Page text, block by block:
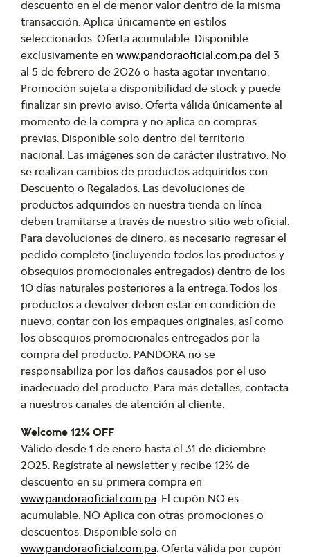
descuento en el de menor valor dentro de la misma
transacción. Aplica únicamente en estilos
seleccionados. Oferta acumulable. Disponible
exclusivamente en www.pandoraoficial.com.padel 3
al 5 de febrero de 2026 o hasta agotar inventario.
Promoción sujeta a disponibilidad de stock y puede
finalizar sin previo aviso. Oferta válida únicamente al
momento de la compra y no aplica en compras
previas. Disponible solo dentro del territorio
nacional. Las imágenes son de carácter ilustrativo. No
se realizan cambios de productos adquiridos con
Descuento o Regalados. Las devoluciones de
productos adquiridos en nuestra tienda en línea
deben tramitarse a través de nuestro sitio web oficial.
Para devoluciones de dinero, es necesario regresar el
pedido completo (incluyendo todos los productos y
obsequios promocionales entregados) dentro de los
10 días naturales posteriores a la entrega. Todos los
productos a devolver deben estar en condición de
nuevo, contar con los empaques originales, así como
los obsequios promocionales entregados por la
compra del producto. PANDORA no se
responsabiliza por los daños causados por el uso
inadecuado del producto. Para más detalles, contacta
a nuestros canales de atención al cliente.
Welcome 12% OFF
Válido desde 1 de enero hasta el 31 de diciembre
2025. Regístrate al newsletter y recibe 12% de
descuento en su primera compra en
www.pandoraoficial.com.pa. El cupón NO es
acumulable. NO Aplica con otras promociones o
descuentos. Disponible solo en
www.pandoraoficial.com.pa. Oferta válida por cupón